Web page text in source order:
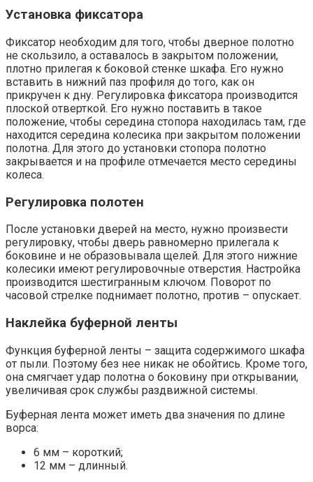
Установка фиксатора
Фиксатор необходим для того, чтобы дверное полотно
не скользило, а оставалось в закрытом положении,
плотно прилегая к боковой стенке шкафа. Его нужно
вставить в нижний паз профиля до того, как он
прикручен к дну. Регулировка фиксатора производится
плоской отверткой. Его нужно поставить в такое
положение, чтобы середина стопора находилась там, где
находится середина колесика при закрытом положении
полотна. Для этого до установки стопора полотно
закрывается и на профиле отмечается место середины
колеса.
Регулировка полотен
После установки дверей на место, нужно произвести
регулировку, чтобы дверь равномерно прилегала к
боковине и не образовывала щелей. Для этого нижние
колесики имеют регулировочные отверстия. Настройка
производится шестигранным ключом. Поворот по
часовой стрелке поднимает полотно, против – опускает.
Наклейка буферной ленты
Функция буферной ленты – защита содержимого шкафа
от пыли. Поэтому без нее никак не обойтись. Кроме того,
она смягчает удар полотна о боковину при открывании,
увеличивая срок службы раздвижной системы.
Буферная лента может иметь два значения по длине
ворса:
6 мм – короткий;
12 мм – длинный.